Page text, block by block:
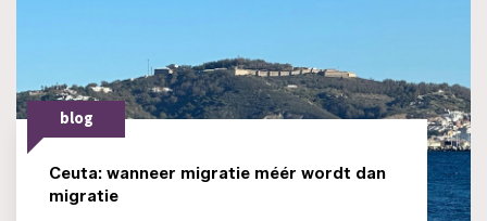
blog
Ceuta: wanneer migratie méér wordt dan
migratie